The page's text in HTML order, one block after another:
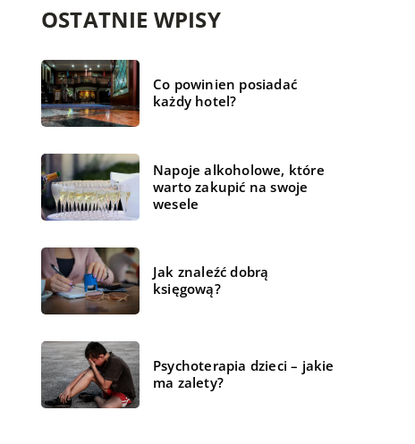
OSTATNIE WPISY
Co powinien posiadać
każdy hotel?
Napoje alkoholowe, które
warto zakupić na swoje
wesele
Jak znaleźć dobrą
księgową?
Psychoterapia dzieci – jakie
ma zalety?